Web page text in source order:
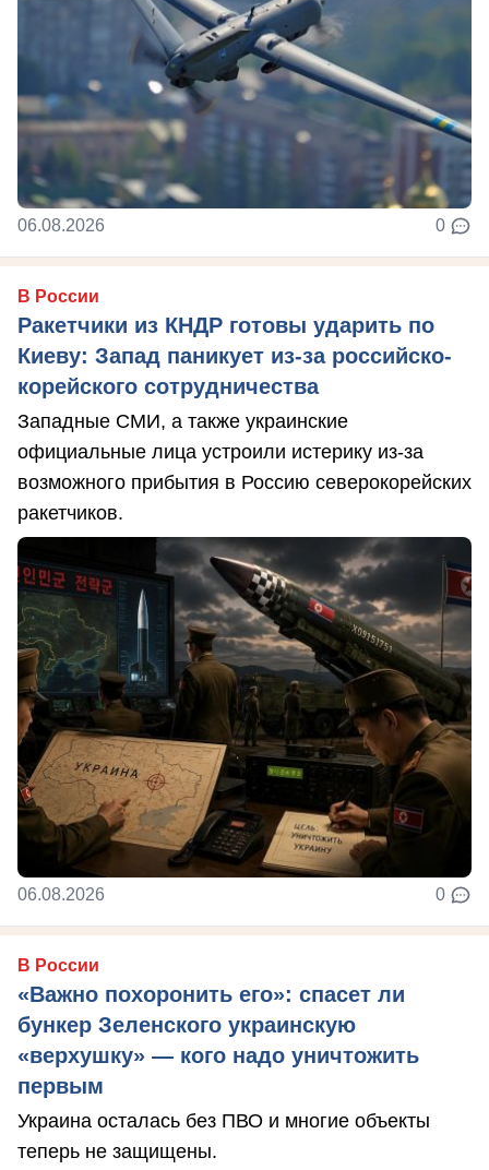
06.08.2026 0
В России
Ракетчики из КНДР готовы ударить по
Киеву: Запад паникует из-за российско-
корейского сотрудничества
Западные СМИ, а также украинские
официальные лица устроили истерику из-за
возможного прибытия в Россию северокорейских
ракетчиков.
06.08.2026 0
В России
«Важно похоронить его»: спасет ли
бункер Зеленского украинскую
«верхушку» — кого надо уничтожить
первым
Украина осталась без ПВО и многие объекты
теперь не защищены.